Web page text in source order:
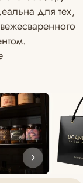
для тех,